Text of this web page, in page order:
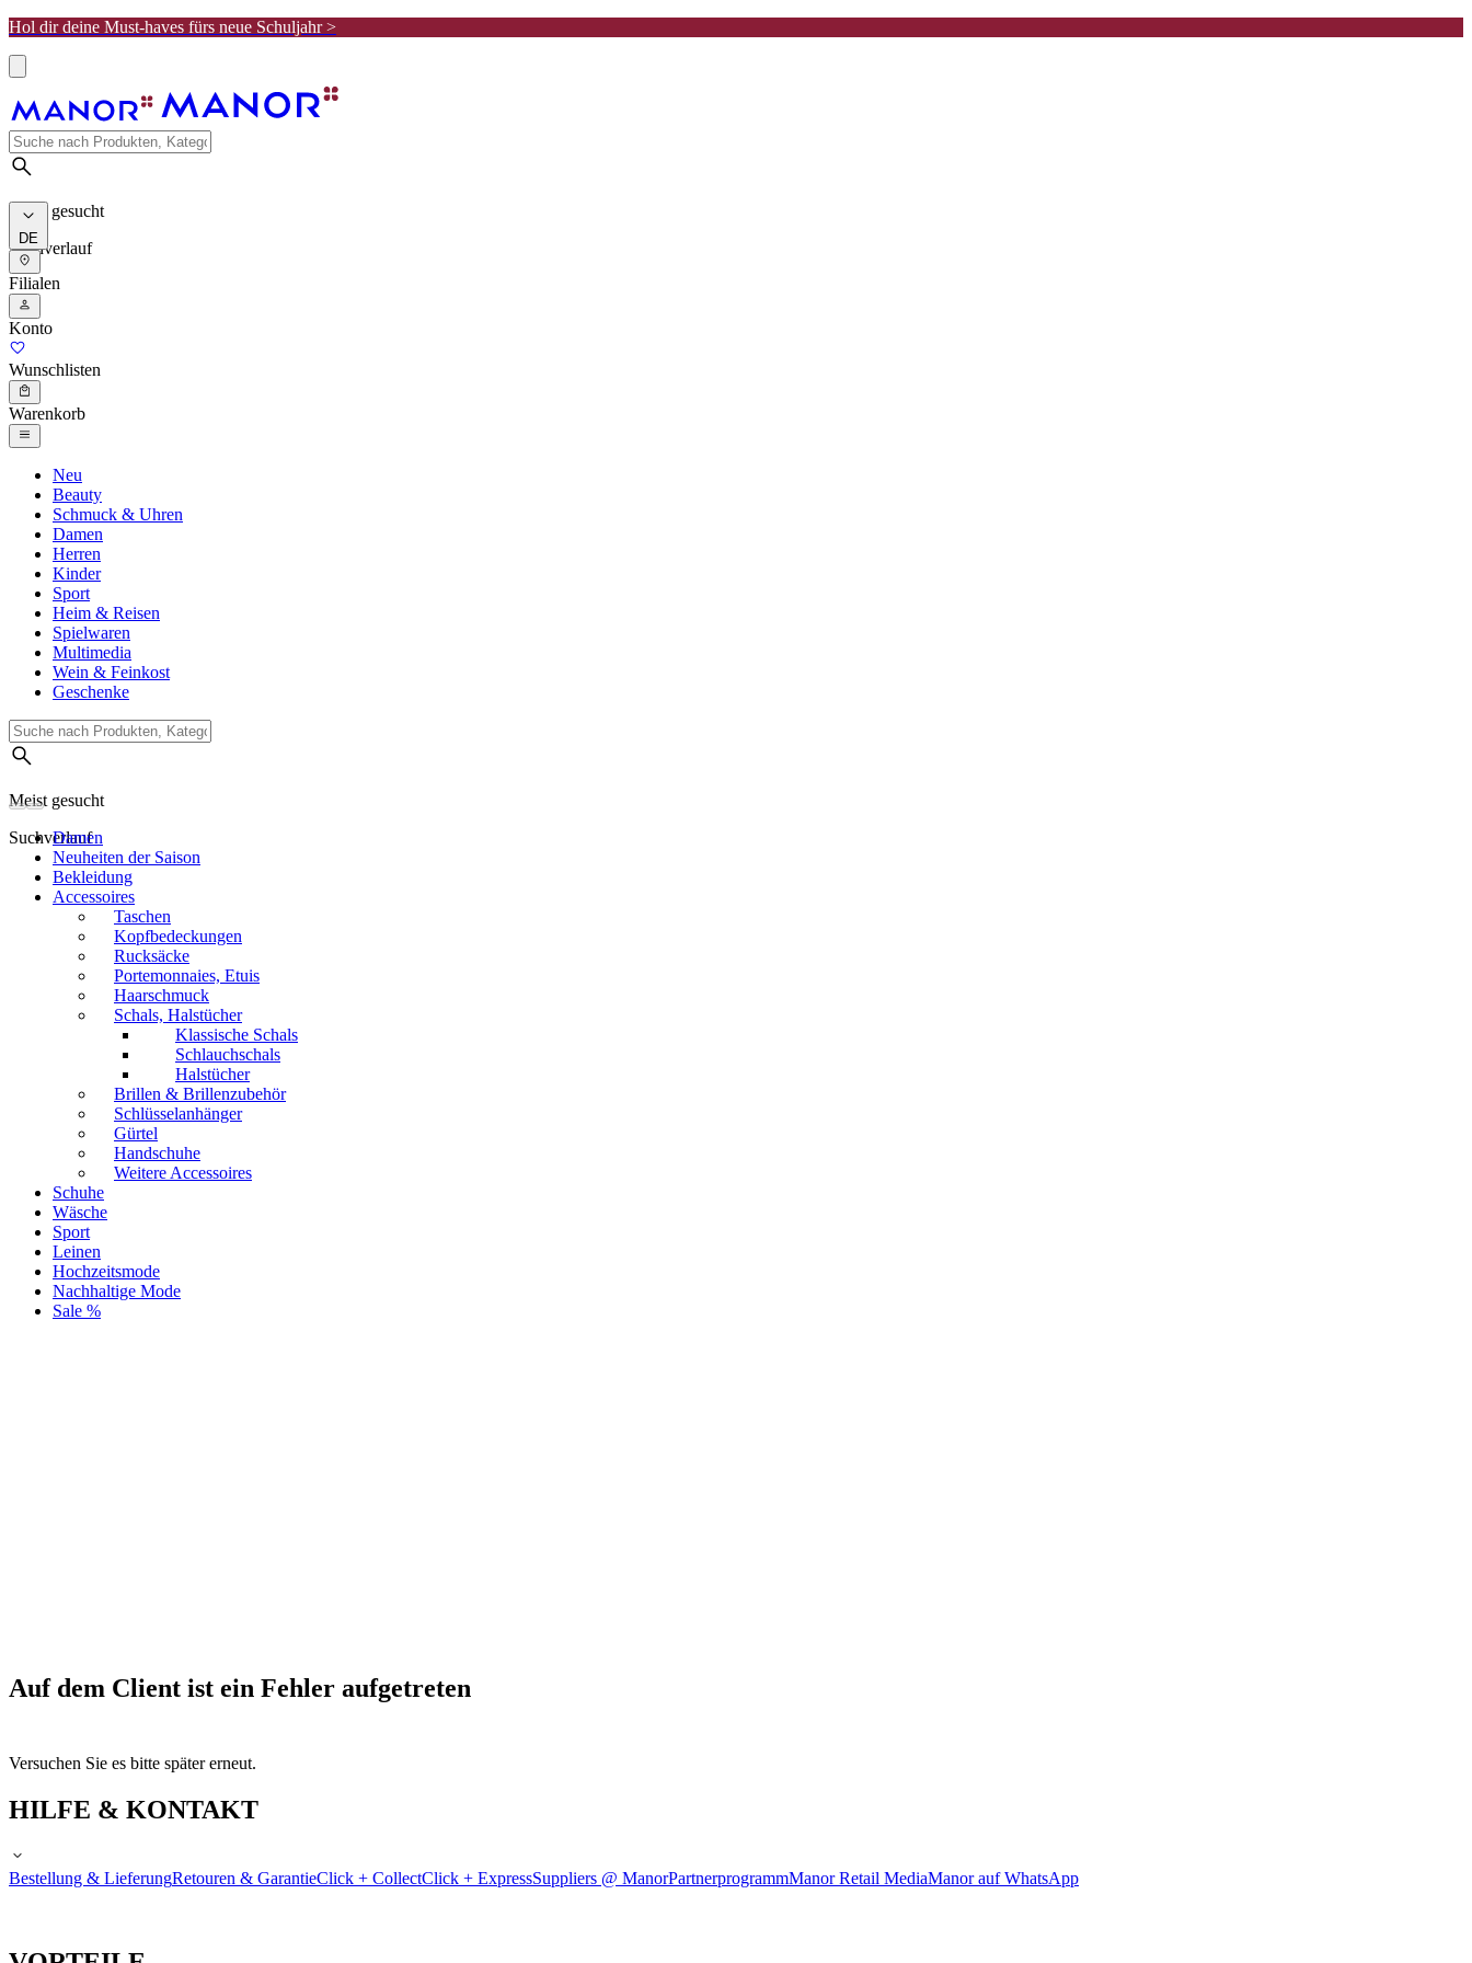
Hol dir deine Must-haves fürs neue Schuljahr >
Meist gesucht
Suchverlauf
DE
Filialen
Konto
Wunschlisten
Warenkorb
Neu
Beauty
Schmuck & Uhren
Damen
Herren
Kinder
Sport
Heim & Reisen
Spielwaren
Multimedia
Wein & Feinkost
Geschenke
Meist gesucht
Suchverlauf
Damen
Neuheiten der Saison
Bekleidung
Accessoires
Taschen
Kopfbedeckungen
Rucksäcke
Portemonnaies, Etuis
Haarschmuck
Schals, Halstücher
Klassische Schals
Schlauchschals
Halstücher
Brillen & Brillenzubehör
Schlüsselanhänger
Gürtel
Handschuhe
Weitere Accessoires
Schuhe
Wäsche
Sport
Leinen
Hochzeitsmode
Nachhaltige Mode
Sale %
Auf dem Client ist ein Fehler aufgetreten
Versuchen Sie es bitte später erneut.
HILFE & KONTAKT
Bestellung & LieferungRetouren & GarantieClick + CollectClick + ExpressSuppliers @ ManorPartnerprogrammManor Retail MediaManor auf WhatsApp